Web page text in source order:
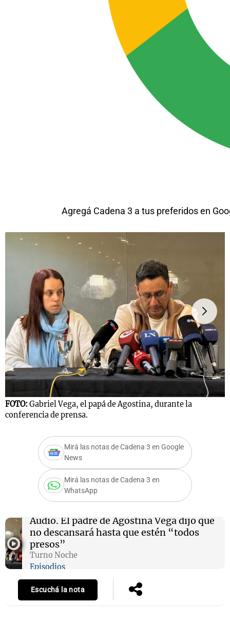
Agregá Cadena 3 a tus preferidos en
FOTO: Gabriel Vega, el papá de Agostina, durante la
conferencia de prensa.
Mirá las notas de Cadena 3 en Google
News
Mirá las notas de Cadena 3 en
WhatsApp
Audio. El padre de Agostina Vega dijo que
no descansará hasta que estén “todos
presos”
Turno Noche
Episodios
Escuchá la nota